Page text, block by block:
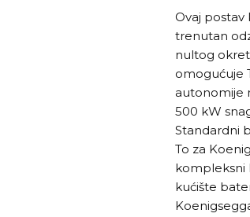
Ovaj postav
trenutan
nultog
omogućuje
autonomije
500 kW
Standardni
To za
kompleksni
kućište